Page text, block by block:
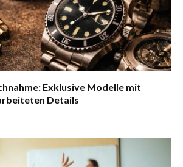
Exklusive Modelle mit
Details